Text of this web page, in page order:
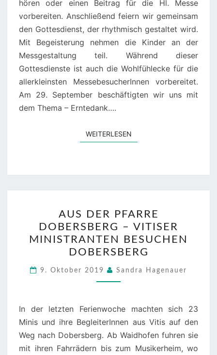
hören oder einen Beitrag für die Hl. Messe
vorbereiten. Anschließend feiern wir gemeinsam
den Gottesdienst, der rhythmisch gestaltet wird.
Mit Begeisterung nehmen die Kinder an der
Messgestaltung teil. Während dieser
Gottesdienste ist auch die Wohlfühlecke für die
allerkleinsten MessebesucherInnen vorbereitet.
Am 29. September beschäftigten wir uns mit
dem Thema – Erntedank….
WEITERLESENWEITERLESEN
DER
PFARRE
DOBERSBERG
–
VITISER
MINISTRANTEN
DOBERSBERG
AUS DER PFARRE
DOBERSBERG – VITISER
MINISTRANTEN BESUCHEN
DOBERSBERG
9. Oktober 2019 Sandra Hagenauer
In der letzten Ferienwoche machten sich 23
Minis und ihre BegleiterInnen aus Vitis auf den
Weg nach Dobersberg. Ab Waidhofen fuhren sie
mit ihren Fahrrädern bis zum Musikerheim, wo